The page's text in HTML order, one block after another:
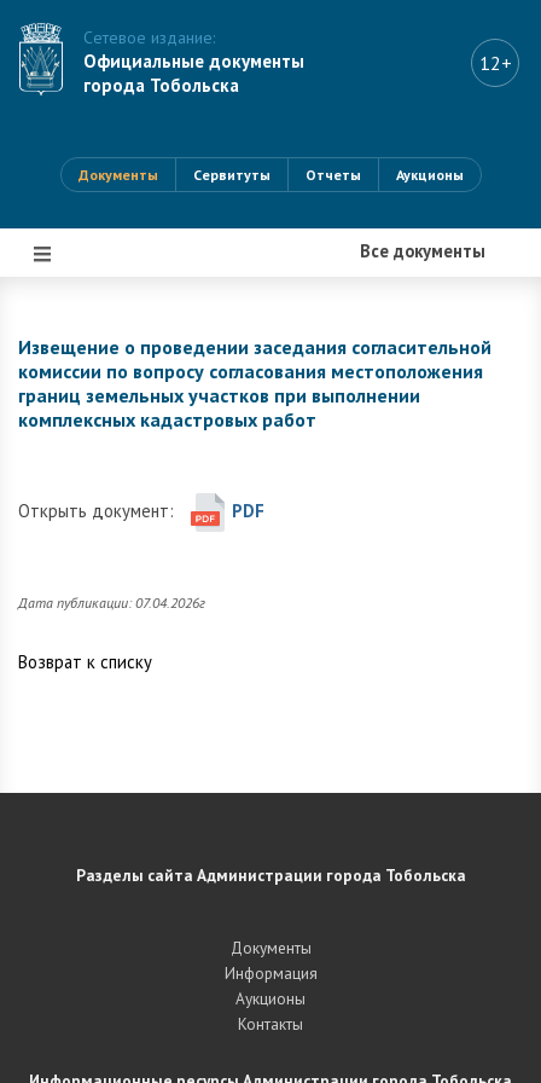
Сетевое издание:
Официальные документы
города Тобольска
12+
Документы Сервитуты Отчеты Аукционы
Все документы
|||
Извещение о проведении заседания согласительной
комиссии по вопросу согласования местоположения
границ земельных участков при выполнении
комплексных кадастровых работ
Открыть документ: PDF
Дата публикации: 07.04.2026г
Возврат к списку
Разделы сайта Администрации города Тобольска
Документы
Информация
Аукционы
Контакты